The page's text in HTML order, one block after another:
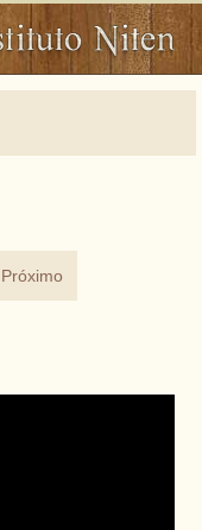
Próximo